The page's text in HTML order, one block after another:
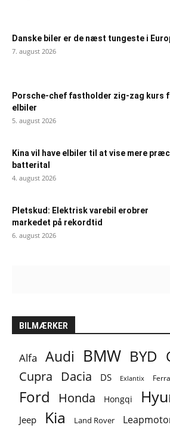
Danske biler er de næst tungeste i
7. august 2026
Porsche-chef fastholder zig-zag kurs
elbiler
5. august 2026
Kina vil have elbiler til at vise mere
batterital
4. august 2026
Pletskud: Elektrisk varebil erobrer
markedet på rekordtid
6. august 2026
BILMÆRKER
Alfa Audi BMW BYD
Cupra Dacia DS Exlantix
Ford Honda Hongqi
Jeep Kia Land Rover